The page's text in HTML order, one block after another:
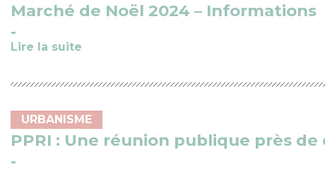
Marché de Noël 2024 – Informations
Lire la suite
URBANISME
PPRI : Une réunion publique près de